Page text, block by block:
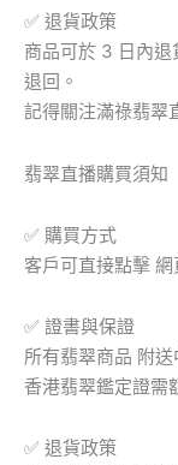
✅ 退貨政策
商品可於 3 日內
退回。
記得關注滿祿翡翠
翡翠直播購買須知
✅ 購買方式
客戶可直接點擊
✅ 證書與保證
所有翡翠商品 附
香港翡翠鑑定證需
✅ 退貨政策